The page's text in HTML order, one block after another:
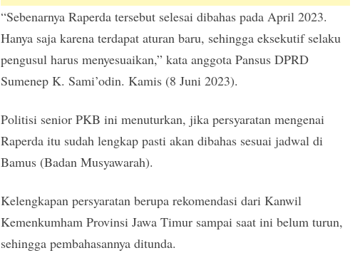
“Sebenarnya Raperda tersebut selesai dibahas pada April 2023.
Hanya saja karena terdapat aturan baru, sehingga eksekutif selaku
pengusul harus menyesuaikan,” kata anggota Pansus DPRD
Sumenep K. Sami’odin. Kamis (8 Juni 2023).
Politisi senior PKB ini menuturkan, jika persyaratan mengenai
Raperda itu sudah lengkap pasti akan dibahas sesuai jadwal di
Bamus (Badan Musyawarah).
Kelengkapan persyaratan berupa rekomendasi dari Kanwil
Kemenkumham Provinsi Jawa Timur sampai saat ini belum turun,
sehingga pembahasannya ditunda.